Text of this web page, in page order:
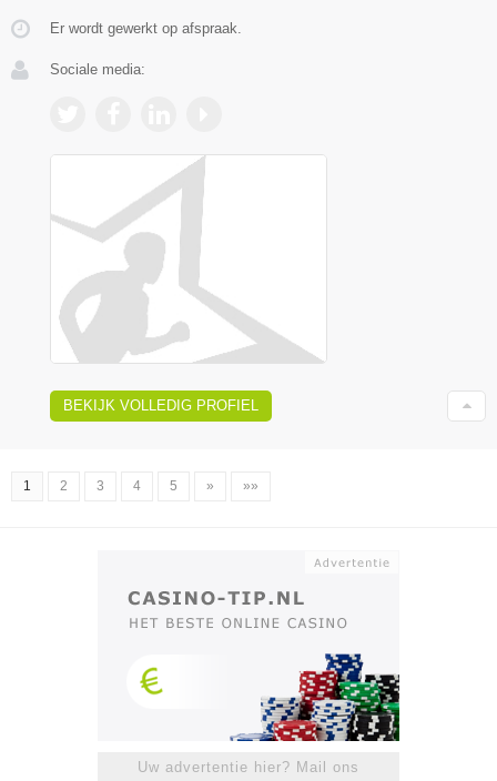
Er wordt gewerkt op afspraak.
Sociale media:
BEKIJK VOLLEDIG PROFIEL
1 2 3 4 5 » »»
Uw advertentie hier? Mail ons